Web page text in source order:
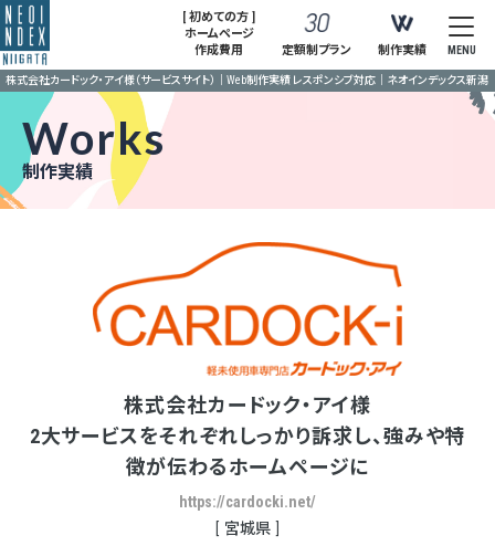
[ 初めての方 ]
ホームページ
作成費用
定額制プラン 制作実績 MENU
株式会社カードック・アイ様（サービスサイト）｜Web制作実績 レスポンシブ対応｜ネオインデックス新潟
Works
制作実績
株式会社カードック・アイ様
2大サービスをそれぞれしっかり訴求し、強みや特
徴が伝わるホームページに
https://cardocki.net/
宮城県